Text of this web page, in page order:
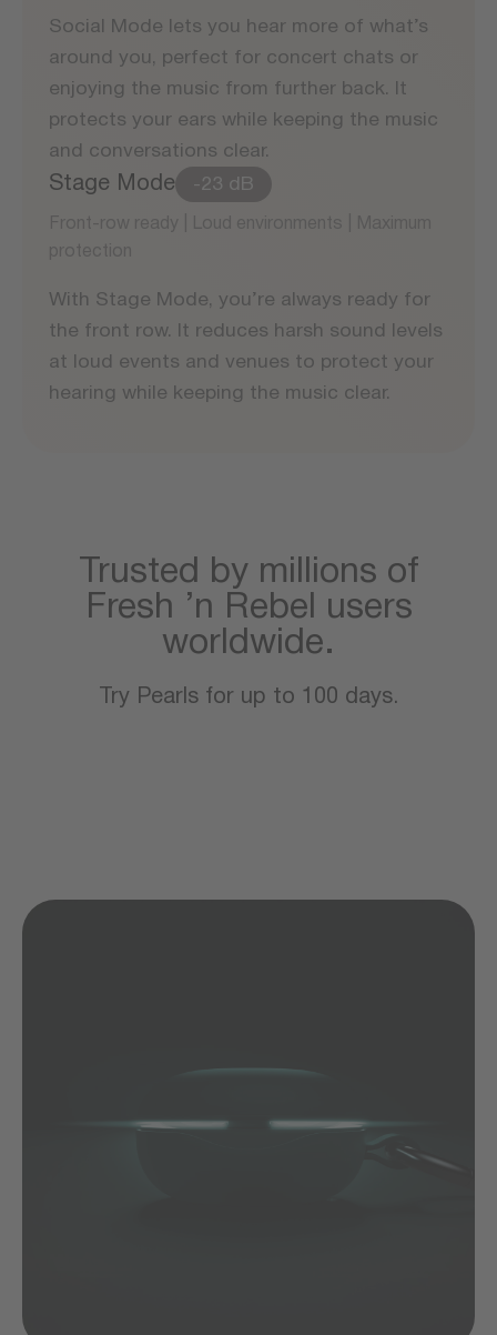
Social Mode lets you hear more of what’s
around you, perfect for concert chats or
enjoying the music from further back. It
protects your ears while keeping the music
and conversations clear.
Stage Mode -23 dB
With Stage Mode, you’re always ready for
the front row. It reduces harsh sound levels
at loud events and venues to protect your
hearing while keeping the music clear.
Trusted by millions of
Fresh ’n Rebel users
worldwide.
Try Pearls for up to 100 days.